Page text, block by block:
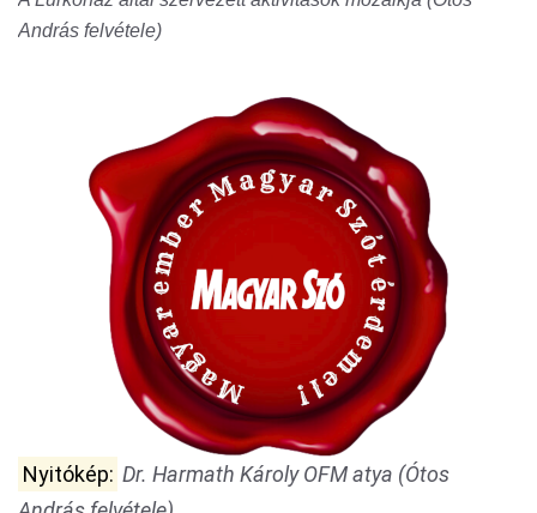
András felvétele)
Nyitókép: Dr. Harmath Károly OFM atya (Ótos